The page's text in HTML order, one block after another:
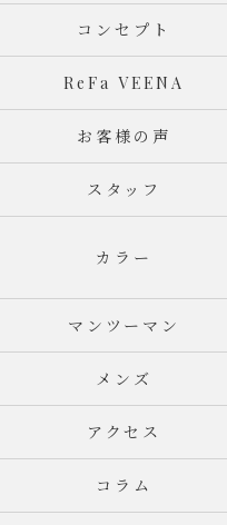
コンセプト
ReFa VEENA
お客様の声
スタッフ
カラー
マンツーマン
メンズ
アクセス
コラム